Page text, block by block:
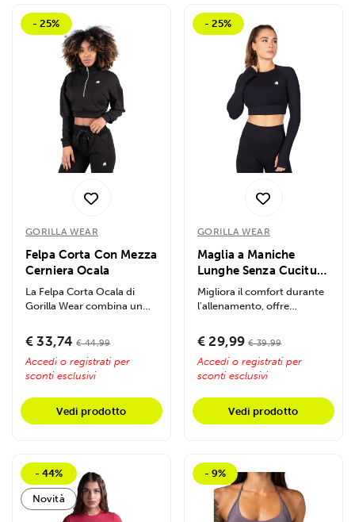
- 25%
GORILLA WEAR
Felpa Corta Con Mezza
Cerniera Ocala
La Felpa Corta Ocala di
Gorilla Wear combina un
con...
€ 33,74 € 44,99
Accedi o registrati per
sconti esclusivi
Vedi prodotto
- 25%
GORILLA WEAR
Maglia a Maniche
Lunghe Senza Cuciture
Hilton
Migliora il comfort durante
l'allenamento, offre
€ 29,99 € 39,99
Accedi o registrati per
sconti esclusivi
Vedi prodotto
- 44%
Novità
- 9%